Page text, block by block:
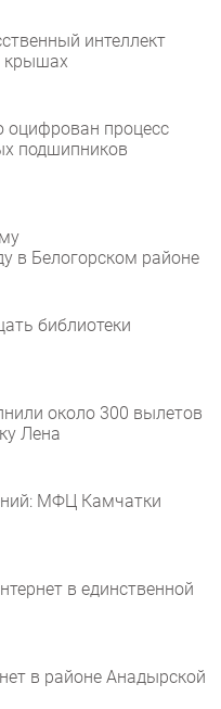
интеллект
крышах
процесс
подшипников
в Белогорском районе
библиотеки
около 300 вылетов
Лена
МФЦ Камчатки
в единственной
в районе Анадырской